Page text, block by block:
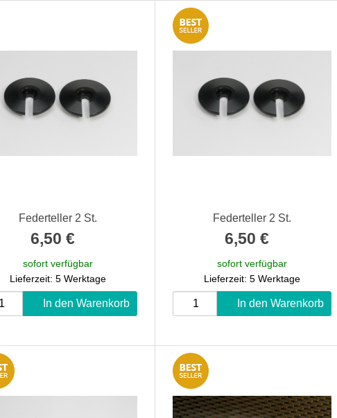
Federteller 2 St.
6,50 €
sofort verfügbar
Lieferzeit: 5 Werktage
In den Warenkorb
Federteller 2 St.
6,50 €
sofort verfügbar
Lieferzeit: 5 Werktage
In den Warenkorb